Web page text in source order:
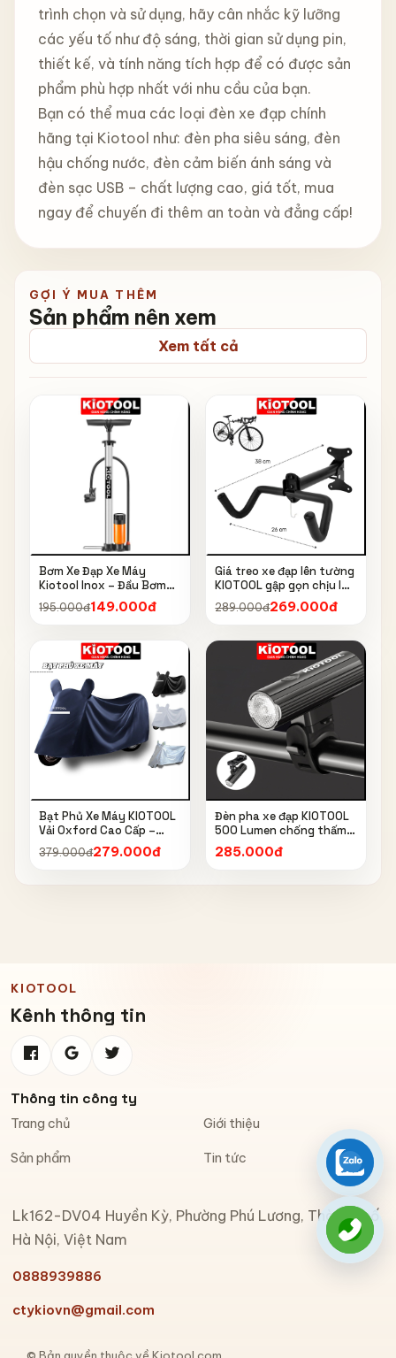
trình chọn và sử dụng, hãy cân nhắc kỹ lưỡng
các yếu tố như độ sáng, thời gian sử dụng pin,
thiết kế, và tính năng tích hợp để có được sản
phẩm phù hợp nhất với nhu cầu của bạn.
Bạn có thể mua các loại đèn xe đạp chính
hãng tại Kiotool như: đèn pha siêu sáng, đèn
hậu chống nước, đèn cảm biến ánh sáng và
đèn sạc USB – chất lượng cao, giá tốt, mua
ngay để chuyến đi thêm an toàn và đẳng cấp!
GỢI Ý MUA THÊM
Sản phẩm nên xem
Xem tất cả
Bơm Xe Đạp Xe Máy
Kiotool Inox – Đầu Bơm
Thông Minh, Kèm Bơm
Bóng, Đồng Hồ 160 PSI
195.000đ149.000đ
Giá treo xe đạp lên tường
KIOTOOL gập gọn chịu lực
cao kèm móc treo mũ bảo
hiểm
289.000đ269.000đ
Bạt Phủ Xe Máy KIOTOOL
Vải Oxford Cao Cấp –
Chống Nắng, Chống Mưa,
Chống Bụi, Chống Tia UV,
379.000đ279.000đ
Đèn pha xe đạp KIOTOOL
500 Lumen chống thấm
nước IPX6 6603
285.000đ
KIOTOOL
Kênh thông tin
Thông tin công ty
Trang chủ Giới thiệu
Sản phẩm Tin tức
Lk162-DV04 Huyền Kỳ, Phường Phú Lương, Thành phố
Hà Nội, Việt Nam
0888939886
ctykiovn@gmail.com
© Bản quyền thuộc về Kiotool.com
Zalo
Gọi